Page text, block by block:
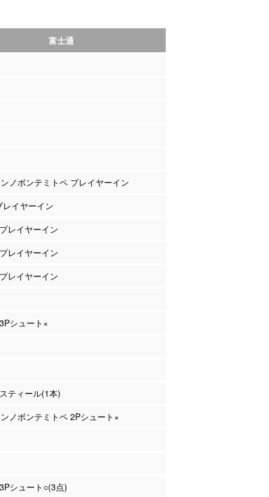
富士通
ノボンテミトペ プレイヤーイン
イヤーイン
レイヤーイン
レイヤーイン
レイヤーイン
シュート×
ティール(1本)
ノボンテミトペ 2Pシュート×
シュート○(3点)